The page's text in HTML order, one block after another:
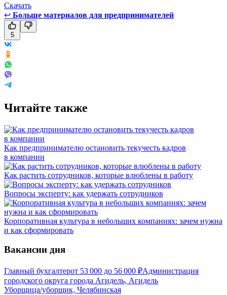
Скачать
↩ Больше материалов для предпринимателей
5
Читайте также
Как предпринимателю остановить текучесть кадров
в компании
Как растить сотрудников, которые влюблены в работу
Вопросы эксперту: как удержать сотрудников
Корпоративная культура в небольших компаниях: зачем нужна
и как сформировать
Вакансии дня
Главный бухгалтерот 53 000 до 56 000 ₽Администрация
городского округа города Агидель, Агидель
Уборщица/уборщик, Челябинская